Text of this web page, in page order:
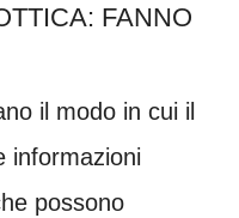
FANNO
il modo in cui il
informazioni
possono